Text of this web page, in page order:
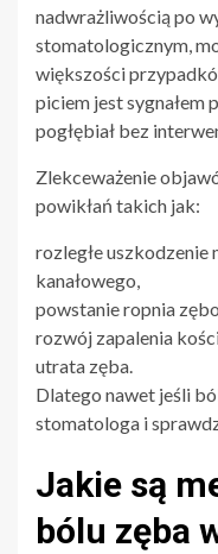
nadwrażliwością po
stomatologicznym,
większości
piciem jest sygnałem
pogłębiał bez
Zlekceważenie
powikłań takich jak:
rozległe uszkodzenie
kanałowego,
powstanie ropnia
rozwój zapalenia
utrata zęba.
Dlatego nawet jeśli
stomatologa i
Jakie są
bólu zęba